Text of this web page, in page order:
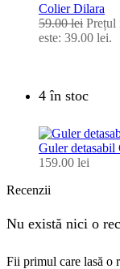
Colier Dilara
59.00lei Prețul
este: 39.00 lei.
4 în stoc
Guler detasabil
159.00 lei
Recenzii
Nu există nici o
Fii primul care lasă o